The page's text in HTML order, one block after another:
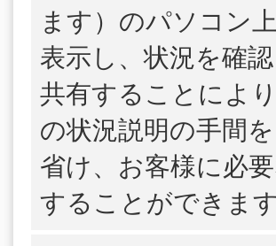
ます）のパソコン
表示し、状況を確
共有することによ
の状況説明の手間を
省け、お客様に必
することができます